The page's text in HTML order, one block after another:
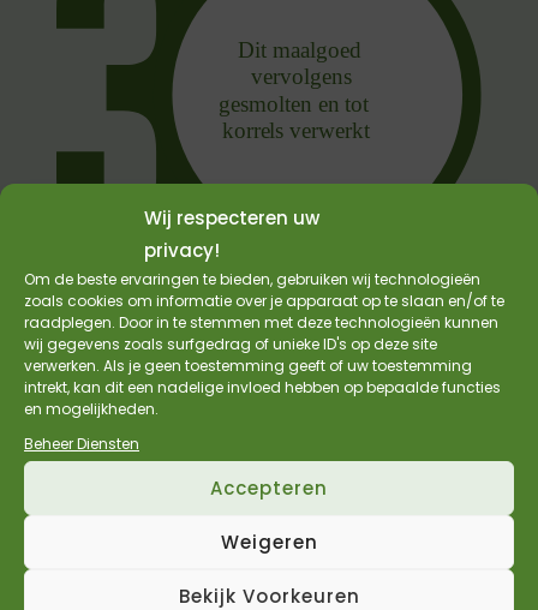
Wij respecteren uw
privacy!
Om de beste ervaringen te bieden, gebruiken wij technologieën
zoals cookies om informatie over je apparaat op te slaan en/of te
raadplegen. Door in te stemmen met deze technologieën kunnen
wij gegevens zoals surfgedrag of unieke ID's op deze site
verwerken. Als je geen toestemming geeft of uw toestemming
intrekt, kan dit een nadelige invloed hebben op bepaalde functies
en mogelijkheden.
Beheer Diensten
Accepteren
Weigeren
Bekijk Voorkeuren